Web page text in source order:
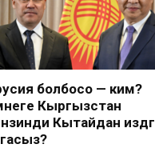
болбосо — ким?
Кыргызстан
Кытайдан издөөгө